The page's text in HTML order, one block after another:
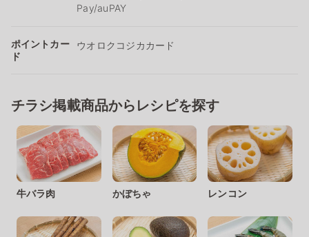
Pay/auPAY
ポイントカー
ド
ウオロクコジカカード
チラシ掲載商品からレシピを探す
牛バラ肉 かぼちゃ レンコン